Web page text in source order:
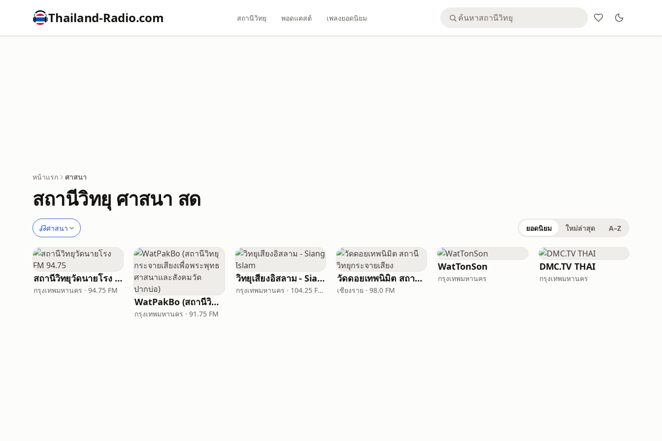
Thailand-Radio.com สถานีวิทยุ พอดแคสต์ เพลงยอดนิยม
หน้าแรก ศาสนา
สถานีวิทยุ ศาสนา สด
ศาสนา ยอดนิยม ใหม่ล่าสุด A–Z
สถานีวิทยุวัดนายโรง FM 94.75
กรุงเทพมหานคร · 94.75 FM
WatPakBo (สถานีวิทยุกระจายเสียงเพื่อพระพุทธศาสนาและสังคมวัดปากบ่อ)
กรุงเทพมหานคร · 91.75 FM
วิทยุเสียงอิสลาม - Siang Islam
กรุงเทพมหานคร · 104.25 FM - 837 AM
วัดดอยเทพนิมิต สถานีวิทยุกระจายเสียง
เชียงราย · 98.0 FM
WatTonSon
กรุงเทพมหานคร
DMC.TV THAI
กรุงเทพมหานคร